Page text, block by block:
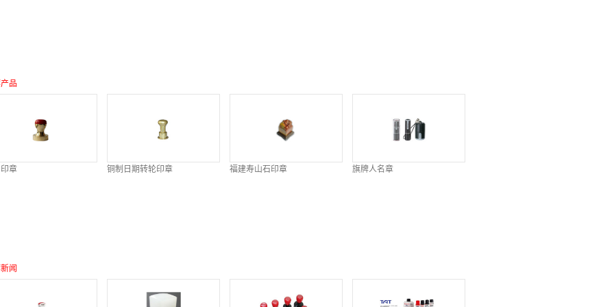
品
章 铜制日期转轮印章 福建寿山石印章 旗牌人名章
闻